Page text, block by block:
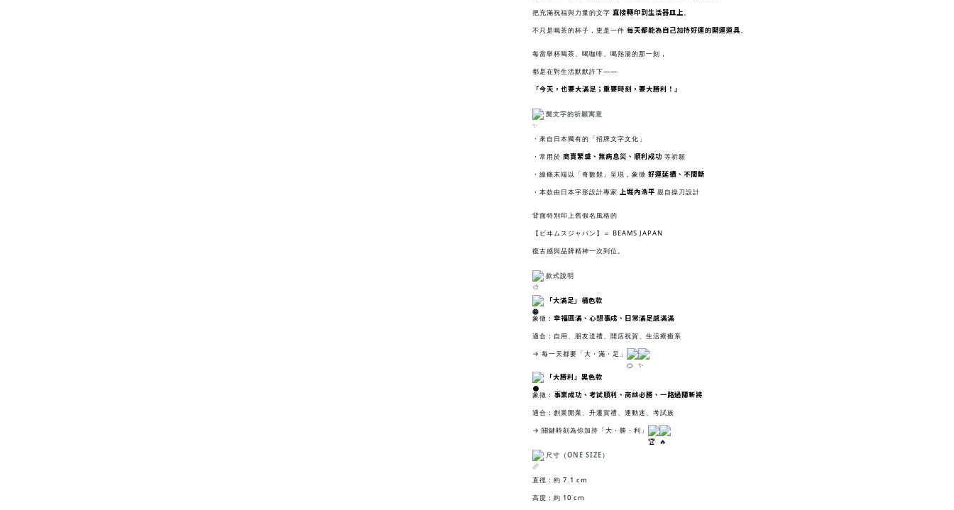
把充滿祝福與力量的文字 直接轉印到生活器皿上。
不只是喝茶的杯子，更是一件 每天都能為自己加持好運的開運道具。
每當舉杯喝茶、喝咖啡、喝熱湯的那一刻，
都是在對生活默默許下——
「今天，也要大滿足；重要時刻，要大勝利！」
髭文字的祈願寓意
・來自日本獨有的「招牌文字文化」
・常用於 商賣繁盛、無病息災、順利成功 等祈願
・線條末端以「奇數髭」呈現，象徵 好運延續、不間斷
・本款由日本字形設計專家 上堀內浩平 親自操刀設計
背面特別印上舊假名風格的
【ビヰムスジャパン】＝ BEAMS JAPAN
復古感與品牌精神一次到位。
款式說明
「大滿足」橘色款
象徵： 幸福圓滿、心想事成、日常滿足感滿滿
適合：自用、朋友送禮、開店祝賀、生活療癒系
→ 每一天都要「大・滿・足」
「大勝利」黑色款
象徵： 事業成功、考試順利、商談必勝、一路過關斬將
適合：創業開業、升遷賀禮、運動迷、考試族
→ 關鍵時刻為你加持「大・勝・利」
尺寸（ONE SIZE）
直徑：約 7.1 cm
高度：約 10 cm